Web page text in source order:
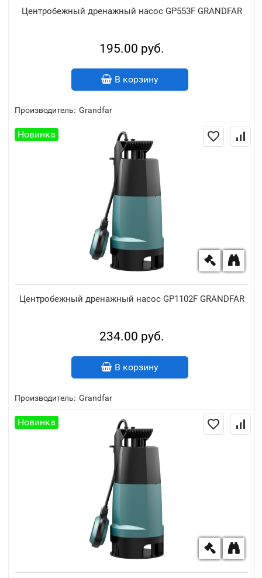
Центробежный дренажный насос GP553F GRANDFAR
Производитель: Grandfar
195.00 руб.
В корзину
Новинка
Центробежный дренажный насос GP1102F GRANDFAR
Производитель: Grandfar
234.00 руб.
В корзину
Новинка